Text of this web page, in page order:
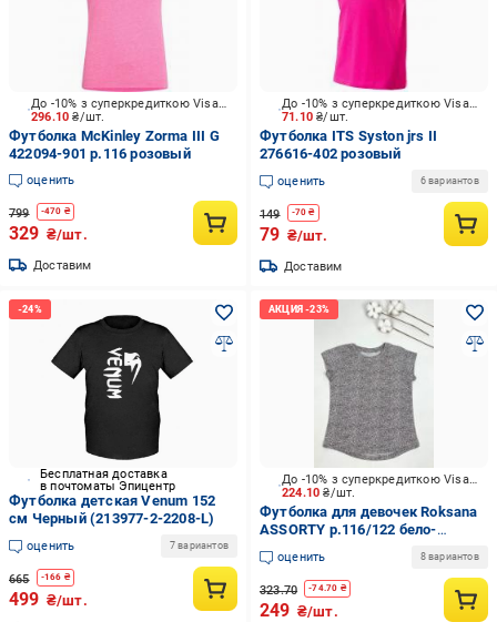
296.10₴/шт.
До -10% з суперкредиткою Visa Вигода
Футболка McKinley Zorma III G
422094-901 р.116 розовый
оценить
799 -470 ₴
329 ₴/шт.
Доставим
71.10₴/шт.
До -10% з суперкредиткою Visa Вигода
Футболка ITS Syston jrs II
276616-402 розовый
оценить 6 вариантов
149 -70 ₴
79 ₴/шт.
Доставим
Бесплатная доставка
в почтоматы Эпицентр
Футболка детская Venum 152
см Черный (213977-2-2208-L)
оценить 7 вариантов
665 -166 ₴
499 ₴/шт.
224.10₴/шт.
До -10% з суперкредиткою Visa Вигода
Футболка для девочек Roksana
ASSORTY р.116/122 бело-
коричневый №0021
оценить 8 вариантов
323.70 -74.70 ₴
249 ₴/шт.